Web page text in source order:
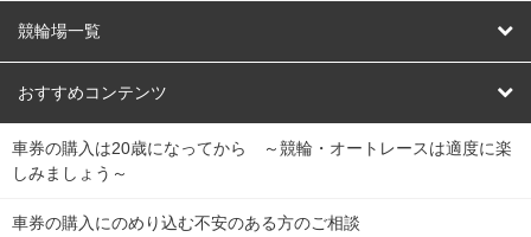
オートレース
競輪くじ
Dokanto!
チャリロトプラザ
レース予想
レース結果
キャリーオーバー一覧
競輪場一覧
北日本 函館競輪場
関
東
弥彦競輪場 前橋競輪場 取手競輪場 宇都宮競輪場
おすすめコンテンツ
競輪選手情報
Perfecta Navi
車券の購入は20歳になってから ～競輪・オートレースは適度に楽
しみましょう～
車券の購入にのめり込む不安のある方のご相談